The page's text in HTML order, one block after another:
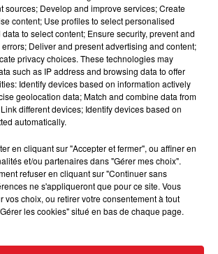
POUR HOMICIDE
EN COURS, APRÈS LA...
éléments, le logement servait
sources; Develop and improve services; Create
content; Use profiles to select personalised
to select content; Ensure security, prevent and
Deliver and present advertising and content;
privacy choices. These technologies may
such as IP address and browsing data to offer
Identify devices based on information actively
geolocation data; Match and combine data from
different devices; Identify devices based on
automatically.
en cliquant sur "Accepter et fermer", ou affiner en
et/ou partenaires dans "Gérer mes choix".
refuser en cliquant sur "Continuer sans
ne s'appliqueront que pour ce site. Vous
vos choix, ou retirer votre consentement à tout
les cookies" situé en bas de chaque page.